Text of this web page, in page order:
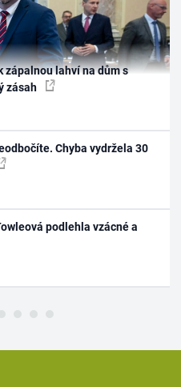
zápalnou lahví na dům s
zásah
Chyba vydržela 30
podlehla vzácné a